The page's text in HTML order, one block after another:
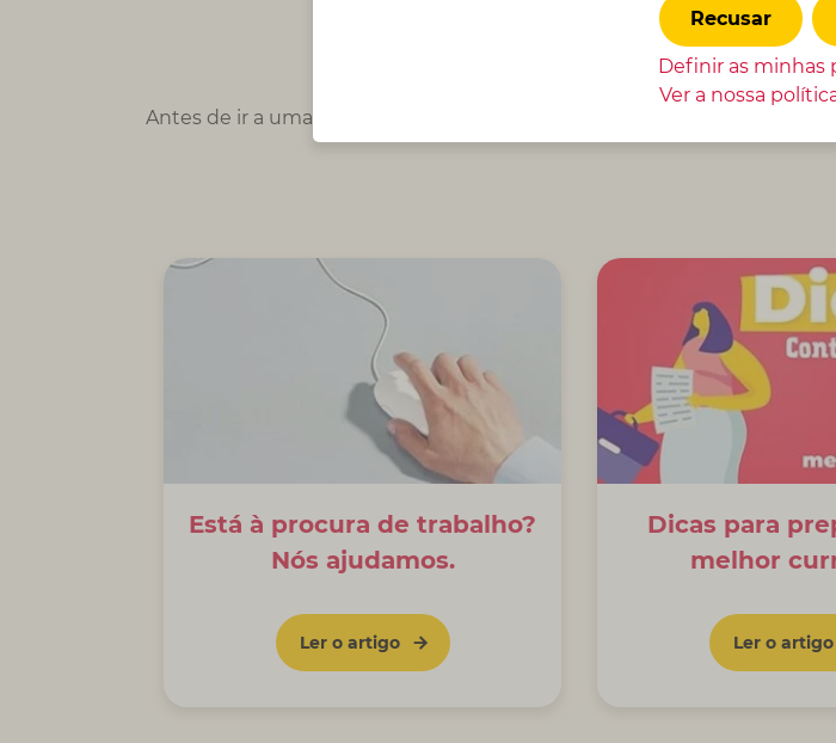
Os nossos
Antes de ir a uma entrevista de emprego ou candidatar-se a uma vaga
Está à procura de trabalho?
Nós ajudamos.
Ler o artigo
Dicas para
melhor
Ler o artigo
Recusar
Definir as minhas
Ver a nossa